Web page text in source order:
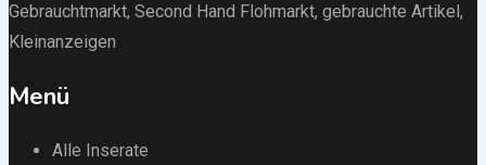
Gebrauchtmarkt, Second Hand Flohmarkt, gebrauchte Artikel ,
Kleinanzeigen
Menü
Alle Inserate